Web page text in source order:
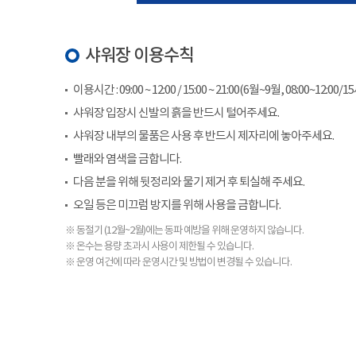
샤워장 이용수칙
이용시간 : 09:00 ~ 12:00 / 15:00 ~ 21:00(6월~9월, 08:00~12:00/
샤워장 입장시 신발의 흙을 반드시 털어주세요.
샤워장 내부의 물품은 사용 후 반드시 제자리에 놓아주세요.
빨래와 염색을 금합니다.
다음 분을 위해 뒷정리와 물기 제거 후 퇴실해 주세요.
오일 등은 미끄럼 방지를 위해 사용을 금합니다.
※ 동절기 (12월~2월)에는 동파 예방을 위해 운영하지 않습니다.
※ 온수는 용량 초과시 사용이 제한될 수 있습니다.
※ 운영 여건에 따라 운영시간 및 방법이 변경될 수 있습니다.